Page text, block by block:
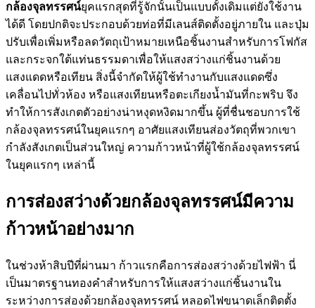
กล้องจุลทรรศน์ยุคแรกสุดที่รู้จักนั้นเป็นแบบดั้งเดิมแต่ยังใช้งาน
ได้ดี โดยปกติจะประกอบด้วยท่อที่มีเลนส์ติดตั้งอยู่ภายใน และปุ่ม
ปรับเพื่อเพิ่มหรือลดวัตถุเป้าหมายเหนือชิ้นงานสำหรับการโฟกัส
และกระจกใต้แท่นธรรมดาเพื่อให้แสงสว่างแก่ชิ้นงานด้วย
แสงแดดหรือเทียน สิ่งนี้จำกัดให้ผู้ใช้ทำงานกับแสงแดดซึ่ง
เคลื่อนไปทั่วห้อง หรือแสงเทียนหรือตะเกียงน้ำมันที่กะพริบ จึง
ทำให้การสังเกตตัวอย่างน่าหงุดหงิดมากขึ้น ผู้ที่ชื่นชอบการใช้
กล้องจุลทรรศน์ในยุคแรกๆ อาศัยแสงเทียนส่องวัตถุที่พวกเขา
กำลังสังเกตเป็นส่วนใหญ่ ความก้าวหน้าที่ผู้ใช้กล้องจุลทรรศน์
ในยุคแรกๆ เหล่านี้
การส่องสว่างด้วยกล้องจุลทรรศน์มีความ
ก้าวหน้าอย่างมาก
ในช่วงห้าสิบปีที่ผ่านมา ก้าวแรกคือการส่องสว่างด้วยไฟฟ้า นี่
เป็นมาตรฐานทองคำสำหรับการให้แสงสว่างแก่ชิ้นงานใน
ระหว่างการส่องด้วยกล้องจุลทรรศน์ หลอดไฟขนาดเล็กติดตั้ง